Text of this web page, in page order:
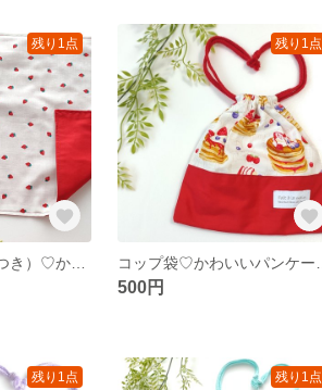
残り1点
ランチマット（袋つき）♡かわいい♡いちご柄×赤デザイン
残り1点
500円
残り1点 残り1点